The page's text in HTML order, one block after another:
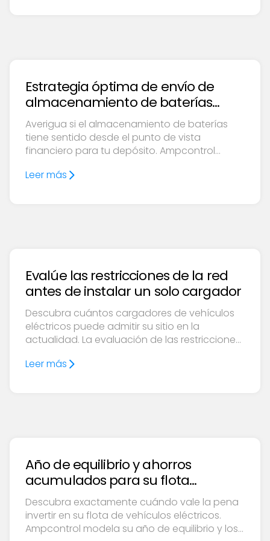
Estrategia óptima de envío de
almacenamiento de baterías
para su sitio de carga
Averigua si el almacenamiento de baterías
tiene sentido desde el punto de vista
financiero para tu depósito. Ampcontrol
despacho, la reducción de la demanda y la
Leer más
Evalúe las restricciones de la red
antes de instalar un solo cargador
Descubra cuántos cargadores de vehículos
eléctricos puede admitir su sitio en la
actualidad. La evaluación de las restricciones
disponible, los costos de actualización, la
Leer más
Año de equilibrio y ahorros
acumulados para su flota
eléctrica
Descubra exactamente cuándo vale la pena
invertir en su flota de vehículos eléctricos.
Ampcontrol modela su año de equilibrio y los